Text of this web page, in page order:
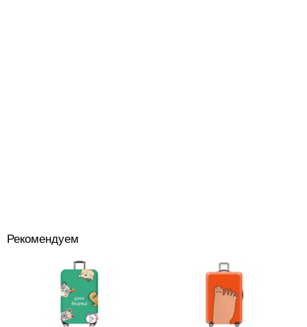
Костюмы
Головные уборы
Водный спорт
Рекомендуем